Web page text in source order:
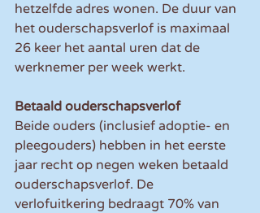
hetzelfde adres wonen. De duur van
het ouderschapsverlof is maximaal
26 keer het aantal uren dat de
werknemer per week werkt.
Betaald ouderschapsverlof
Beide ouders (inclusief adoptie- en
pleegouders) hebben in het eerste
jaar recht op negen weken betaald
ouderschapsverlof. De
verlofuitkering bedraagt 70% van